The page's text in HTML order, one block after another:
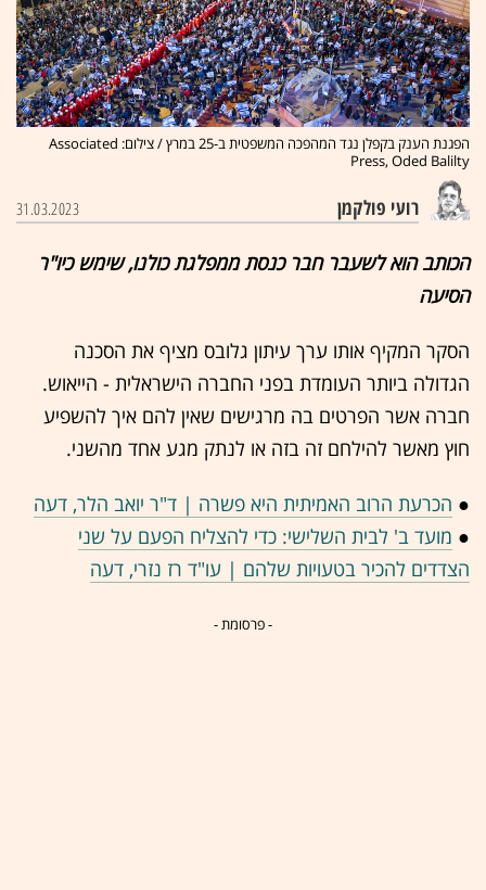
הפגנת הענק בקפלן נגד המהפכה המשפטית ב-25 במרץ / צילום: Associated
Press, Oded Balilty
רועי פולקמן 31.03.2023
הכותב הוא לשעבר חבר כנסת ממפלגת כולנו, שימש כיו"ר
הסיעה
הסקר המקיף אותו ערך עיתון גלובס מציף את הסכנה
הגדולה ביותר העומדת בפני החברה הישראלית - הייאוש.
חברה אשר הפרטים בה מרגישים שאין להם איך להשפיע
חוץ מאשר להילחם זה בזה או לנתק מגע אחד מהשני.
● הכרעת הרוב האמיתית היא פשרה | ד"ר יואב הלר, דעה
● מועד ב' לבית השלישי: כדי להצליח הפעם על שני
הצדדים להכיר בטעויות שלהם | עו"ד רז נזרי, דעה
- פרסומת -